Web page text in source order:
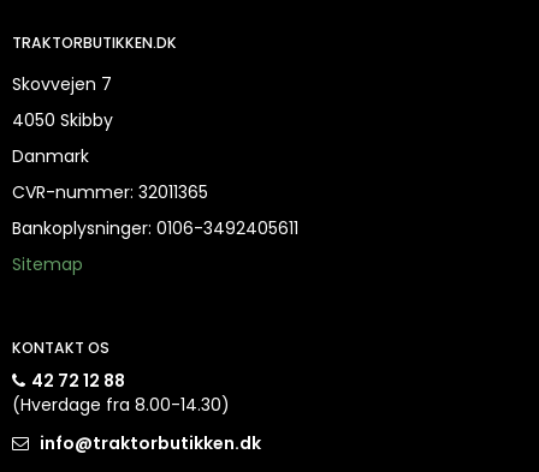
TRAKTORBUTIKKEN.DK
Skovvejen 7
4050 Skibby
Danmark
CVR-nummer: 32011365
Bankoplysninger: 0106-3492405611
Sitemap
KONTAKT OS
42 72 12 88
(Hverdage fra 8.00-14.30)
info@traktorbutikken.dk